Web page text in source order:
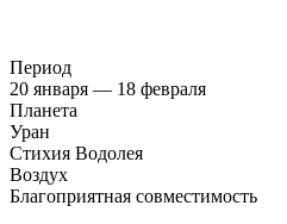
Период
20 января — 18 февраля
Планета
Уран
Стихия Водолея
Воздух
Благоприятная совместимость